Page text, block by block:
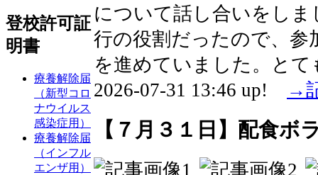
登校許可証
明書
療養解除届
（新型コロ
ナウイルス
感染症用）
療養解除届
（インフル
エンザ用）
について話し合いをし
行の役割だったので、
を進めていました。と
2026-07-31 13:46 up!
→
【７月３１日】配食ボ